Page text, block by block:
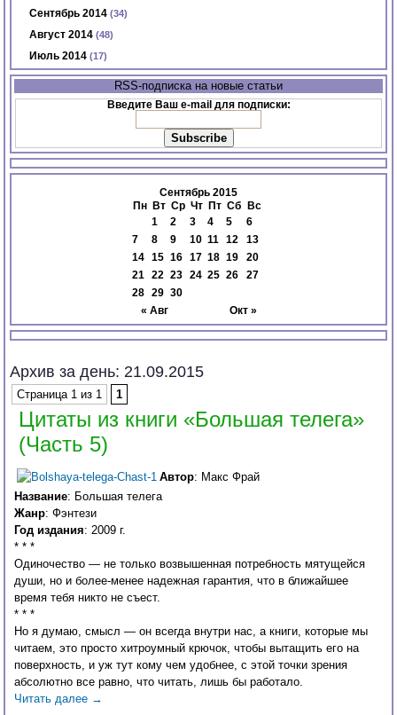
Сентябрь 2014 (34)
Август 2014 (48)
Июль 2014 (17)
RSS-подписка на новые статьи
Введите Ваш e-mail для подписки:
Сентябрь 2015
Пн
Вт Ср Чт Пт Сб Вс
« Авг Окт »
1 2 3 4 5
6
7
8 9 10 11 12
13
14
15 16 17 18 19
20
21
22 23 24 25 26
27
28
29 30
Архив за день: 21.09.2015
Страница 1 из 1 1
Цитаты из книги «Большая телега»
(Часть 5)
Автор: Макс Фрай
Название: Большая телега
Жанр: Фэнтези
Год издания: 2009 г.
* * *
Одиночество — не только возвышенная потребность мятущейся
души, но и более-менее надежная гарантия, что в ближайшее
время тебя никто не съест.
* * *
Но я думаю, смысл — он всегда внутри нас, а книги, которые мы
читаем, это просто хитроумный крючок, чтобы вытащить его на
поверхность, и уж тут кому чем удобнее, с этой точки зрения
абсолютно все равно, что читать, лишь бы работало.
Читать далее →